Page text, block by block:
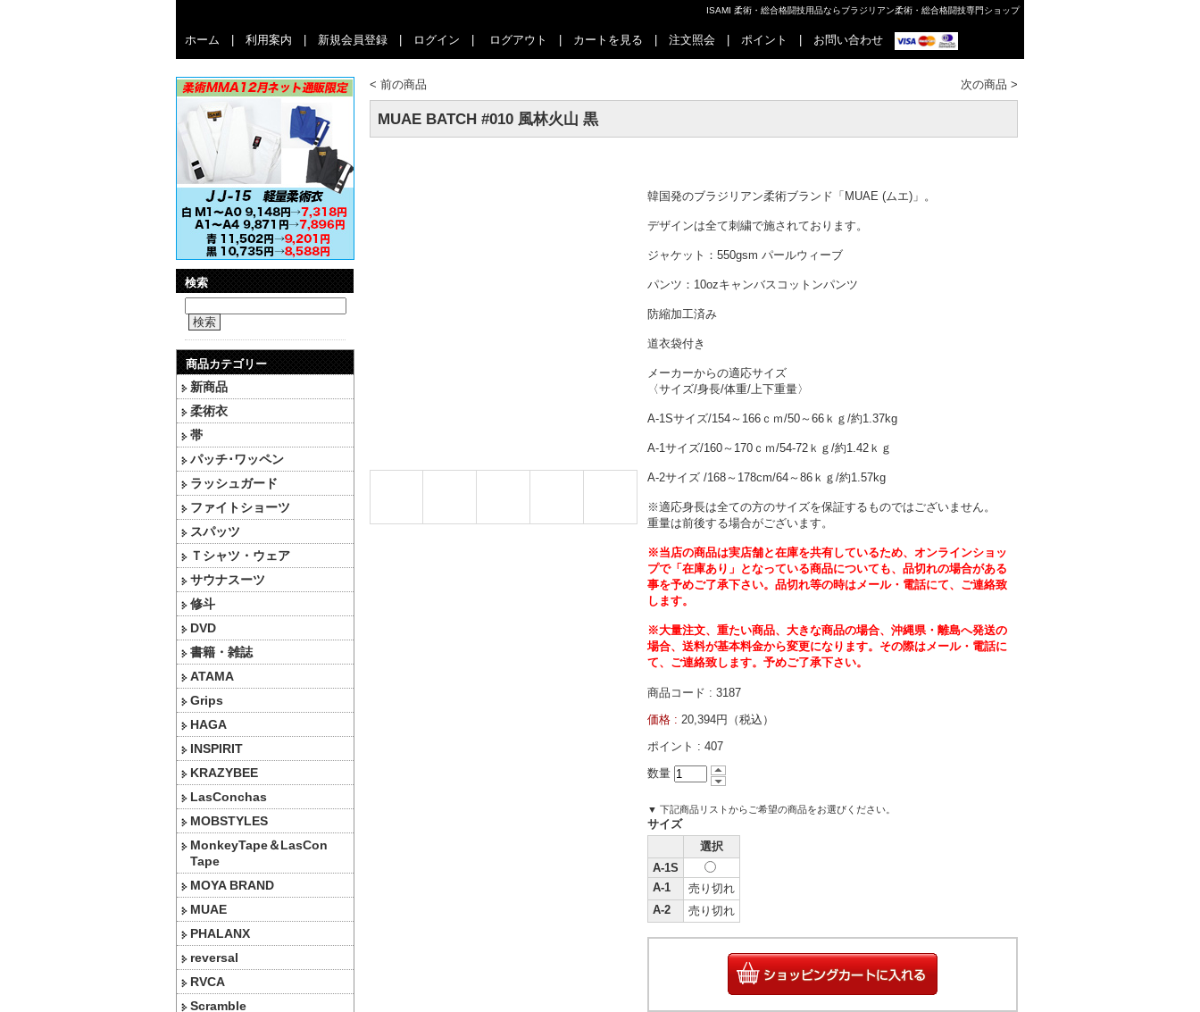
ISAMI 柔術・総合格闘技用品ならブラジリアン柔術・総合格闘技専門ショップ
ホーム 利用案内 新規会員登録 ログイン ログアウト カートを見る 注文照会 ポイント お問い合わせ
検索
検索
商品カテゴリー
新商品
柔術衣
帯
パッチ･ワッペン
ラッシュガード
ファイトショーツ
スパッツ
Ｔシャツ・ウェア
サウナスーツ
修斗
DVD
書籍・雑誌
ATAMA
Grips
HAGA
INSPIRIT
KRAZYBEE
LasConchas
MOBSTYLES
MonkeyTape＆LasCon
Tape
MOYA BRAND
MUAE
PHALANX
reversal
RVCA
Scramble
< 前の商品 次の商品 >
MUAE BATCH #010 風林火山 黒
韓国発のブラジリアン柔術ブランド「MUAE (ムエ)」。
デザインは全て刺繍で施されております。
ジャケット：550gsm パールウィーブ
パンツ：10ozキャンバスコットンパンツ
防縮加工済み
道衣袋付き
メーカーからの適応サイズ
〈サイズ/身長/体重/上下重量〉
A-1Sサイズ/154～166ｃｍ/50～66ｋｇ/約1.37kg
A-1サイズ/160～170ｃｍ/54-72ｋｇ/約1.42ｋｇ
A-2サイズ /168～178cm/64～86ｋｇ/約1.57kg
※適応身長は全ての方のサイズを保証するものではございません。
重量は前後する場合がございます。
※当店の商品は実店舗と在庫を共有しているため、オンラインショッ
プで「在庫あり」となっている商品についても、品切れの場合がある
事を予めご了承下さい。品切れ等の時はメール・電話にて、ご連絡致
します。
※大量注文、重たい商品、大きな商品の場合、沖縄県・離島へ発送の
場合、送料が基本料金から変更になります。その際はメール・電話に
て、ご連絡致します。予めご了承下さい。
商品コード : 3187
価格 : 20,394円（税込）
ポイント : 407
数量
▼ 下記商品リストからご希望の商品をお選びください。
サイズ
選択
A-1S
A-1
売り切れ
A-2
売り切れ